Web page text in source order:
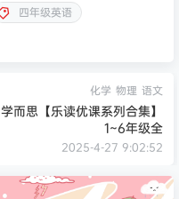
四年级英语
化学 物理 语文
学而思【乐读优课系列合集】
1~6年级全
2025-4-27 9:02:52